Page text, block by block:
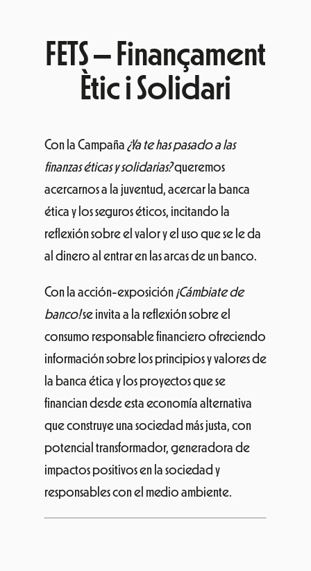
FETS – Finançament
Ètic i Solidari
Con la Campaña ¿Ya te has pasado a las
finanzas éticas y solidarias?queremos
acercarnos a la juventud, acercar la banca
ética y los seguros éticos, incitando la
reflexión sobre el valor y el uso que se le da
al dinero al entrar en las arcas de un banco.
Con la acción-exposición ¡Cámbiate de
banco!se invita a la reflexión sobre el
consumo responsable financiero ofreciendo
información sobre los principios y valores de
la banca ética y los proyectos que se
financian desde esta economía alternativa
que construye una sociedad más justa, con
potencial transformador, generadora de
impactos positivos en la sociedad y
responsables con el medio ambiente.